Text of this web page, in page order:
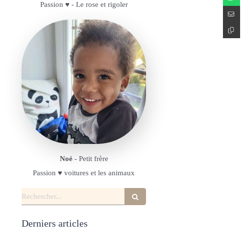
Passion ♥️ - Le rose et rigoler
Noé- Petit frère
Passion ♥️ voitures et les animaux
Rechercher
Derniers articles